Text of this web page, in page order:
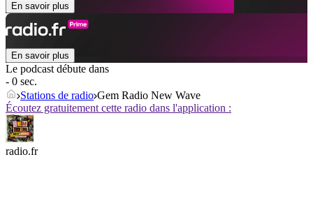
En savoir plus
En savoir plus
Le podcast débute dans
- 0 sec.
Stations de radio Gem Radio New Wave
Écoutez gratuitement cette radio dans l'application :
radio.fr